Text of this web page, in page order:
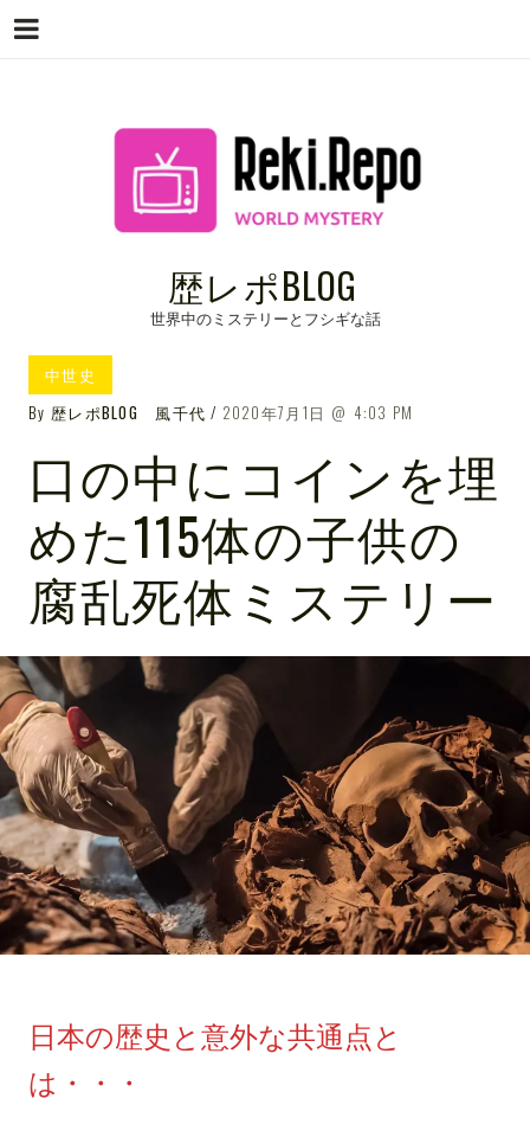
歴レポBLOG
世界中のミステリーとフシギな話
中世史
By 歴レポBLOG 風千代 2020年7月1日 4:03 PM
口の中にコインを埋
めた115体の子供の
腐乱死体ミステリー
日本の歴史と意外な共通点と
は・・・
Menu